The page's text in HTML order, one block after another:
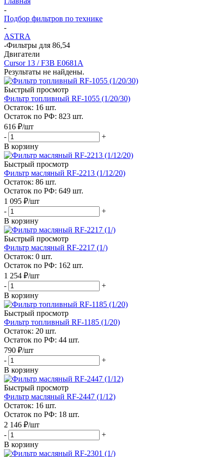
-
Подбор фильтров по технике
-
ASTRA
-Фильтры для 86,54
Двигатели
Cursor 13 / F3B E0681A
Результаты не найдены.
Быстрый просмотр
Фильтр топливный RF-1055 (1/20/30)
Остаток: 16 шт.
Остаток по РФ: 823 шт.
616 ₽/шт
-
+
В корзину
Быстрый просмотр
Фильтр масляный RF-2213 (1/12/20)
Остаток: 86 шт.
Остаток по РФ: 649 шт.
1 095 ₽/шт
-
+
В корзину
Быстрый просмотр
Фильтр масляный RF-2217 (1/)
Остаток: 0 шт.
Остаток по РФ: 162 шт.
1 254 ₽/шт
-
+
В корзину
Быстрый просмотр
Фильтр топливный RF-1185 (1/20)
Остаток: 20 шт.
Остаток по РФ: 44 шт.
790 ₽/шт
-
+
В корзину
Быстрый просмотр
Фильтр масляный RF-2447 (1/12)
Остаток: 16 шт.
Остаток по РФ: 18 шт.
2 146 ₽/шт
-
+
В корзину